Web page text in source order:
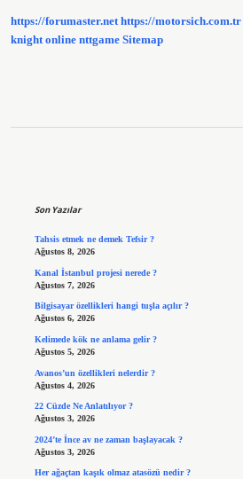
https://forumaster.net https://motorsich.com.tr
knight online nttgame Sitemap
Son Yazılar
Tahsis etmek ne demek Tefsir ?
Ağustos 8, 2026
Kanal İstanbul projesi nerede ?
Ağustos 7, 2026
Bilgisayar özellikleri hangi tuşla açılır ?
Ağustos 6, 2026
Kelimede kök ne anlama gelir ?
Ağustos 5, 2026
Avanos’un özellikleri nelerdir ?
Ağustos 4, 2026
22 Cüzde Ne Anlatılıyor ?
Ağustos 3, 2026
2024’te İnce av ne zaman başlayacak ?
Ağustos 3, 2026
Her ağaçtan kaşık olmaz atasözü nedir ?